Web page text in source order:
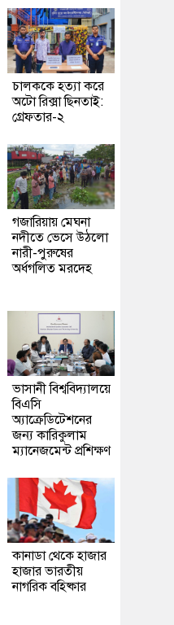
চালককে হত্যা করে
অটো রিক্সা ছিনতাই:
গ্রেফতার-২
গজারিয়ায় মেঘনা
নদীতে ভেসে উঠলো
নারী-পুরুষের
অর্ধগলিত মরদেহ
ভাসানী বিশ্ববিদ্যালয়ে
বিএসি
অ্যাক্রেডিটেশনের
জন্য কারিকুলাম
ম্যানেজমেন্ট প্রশিক্ষণ
কানাডা থেকে হাজার
হাজার ভারতীয়
নাগরিক বহিষ্কার